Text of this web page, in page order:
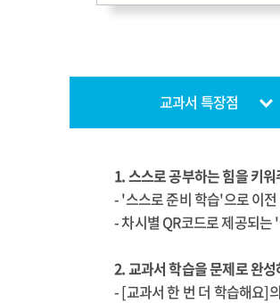
교과서 특장점
1. 스스로 공부하는 힘을 키
- '스스로 준비 학습'으로 이
- 차시별 QR코드로 제공되
2. 교과서 학습을 문제로 완
- [교과서 한 번 더 학습해요]